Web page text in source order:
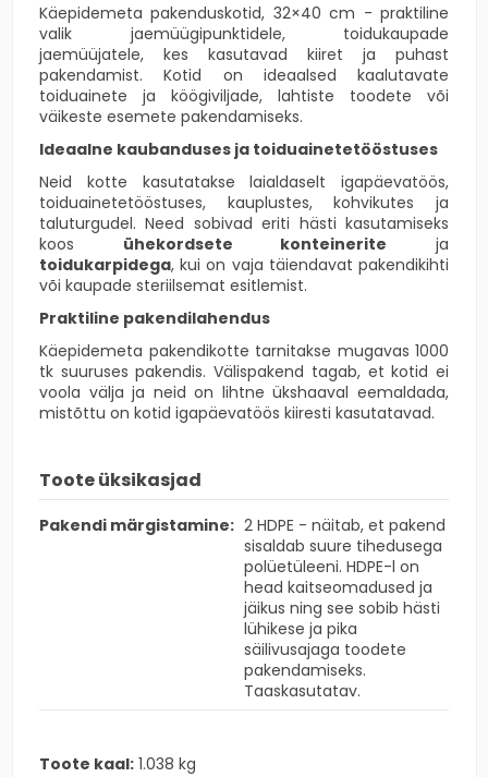
Käepidemeta pakenduskotid, 32×40 cm - praktiline
valik jaemüügipunktidele, toidukaupade
jaemüüjatele, kes kasutavad kiiret ja puhast
pakendamist. Kotid on ideaalsed kaalutavate
toiduainete ja köögiviljade, lahtiste toodete või
väikeste esemete pakendamiseks.
Ideaalne kaubanduses ja toiduainetetööstuses
Neid kotte kasutatakse laialdaselt igapäevatöös,
toiduainetetööstuses, kauplustes, kohvikutes ja
taluturgudel. Need sobivad eriti hästi kasutamiseks
koos ühekordsete konteinerite ja
toidukarpidega, kui on vaja täiendavat pakendikihti
või kaupade steriilsemat esitlemist.
Praktiline pakendilahendus
Käepidemeta pakendikotte tarnitakse mugavas 1000
tk suuruses pakendis. Välispakend tagab, et kotid ei
voola välja ja neid on lihtne ükshaaval eemaldada,
mistõttu on kotid igapäevatöös kiiresti kasutatavad.
Toote üksikasjad
Pakendi märgistamine: 2 HDPE - näitab, et pakend
sisaldab suure tihedusega
polüetüleeni. HDPE-l on
head kaitseomadused ja
jäikus ning see sobib hästi
lühikese ja pika
säilivusajaga toodete
pakendamiseks.
Taaskasutatav.
Toote kaal: 1.038 kg